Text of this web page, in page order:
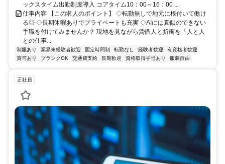
ックスタイム出勤制度導入 コアタイム10：00～16：00 ...
仕事内容 【この求人のポイント】 ◇転勤無しで地元に根付いて働け
る◎ ◇長期休暇ありでプライベートも充実 ◇AIには真似のできない
手職を付けてみませんか？ 現地を見ながら賃借人と折衝を「人と人
との仕事...
制服あり 業界未経験者歓迎 固定時間制 転勤なし 経験者歓迎
有資格者歓迎
賞与あり
ブランクOK 交通費支給 長期歓迎 資格取得手当あり 服装自由
正社員